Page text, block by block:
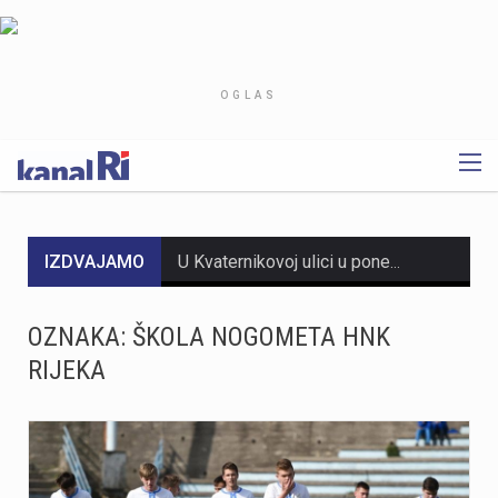
OGLAS
IZDVAJAMO
Dvadesetdvogodišnji krilni nogometaš Yusuf Kabadayı novi je igrač HNK Rijeka, kamo stiže na posudbu iz Augsburga do kraja sezone uz mogućnost otkupa. Kabadayı se najbolje snalazi na poziciji lijevog krila, a karakteriziraju ga brzina, snaga i direktnost u igri prema naprijed, čime će osnažiti konkurenciju u napadu momčadi s Rujevice. Ovaj igrač prošao je nogometno odrastanje u sustavu Bayerna u Njemačkoj, dok je seniorsko iskustvo stjecao kroz nastupe za njemačke klubove Schalke i Augsburg te turski Gaziantep. Na reprezentativnom planu, Kabadayı je prvo bio član mladih reprezentacija Turske, nakon čega je počeo nastupati za mlade reprezentacije Njemačke.
OZNAKA: ŠKOLA NOGOMETA HNK
RIJEKA